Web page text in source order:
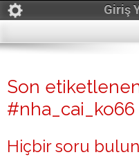
Giriş
Son
#nha_cai_ko66
Hiçbir soru